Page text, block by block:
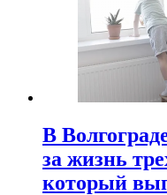
В
за жизнь
который